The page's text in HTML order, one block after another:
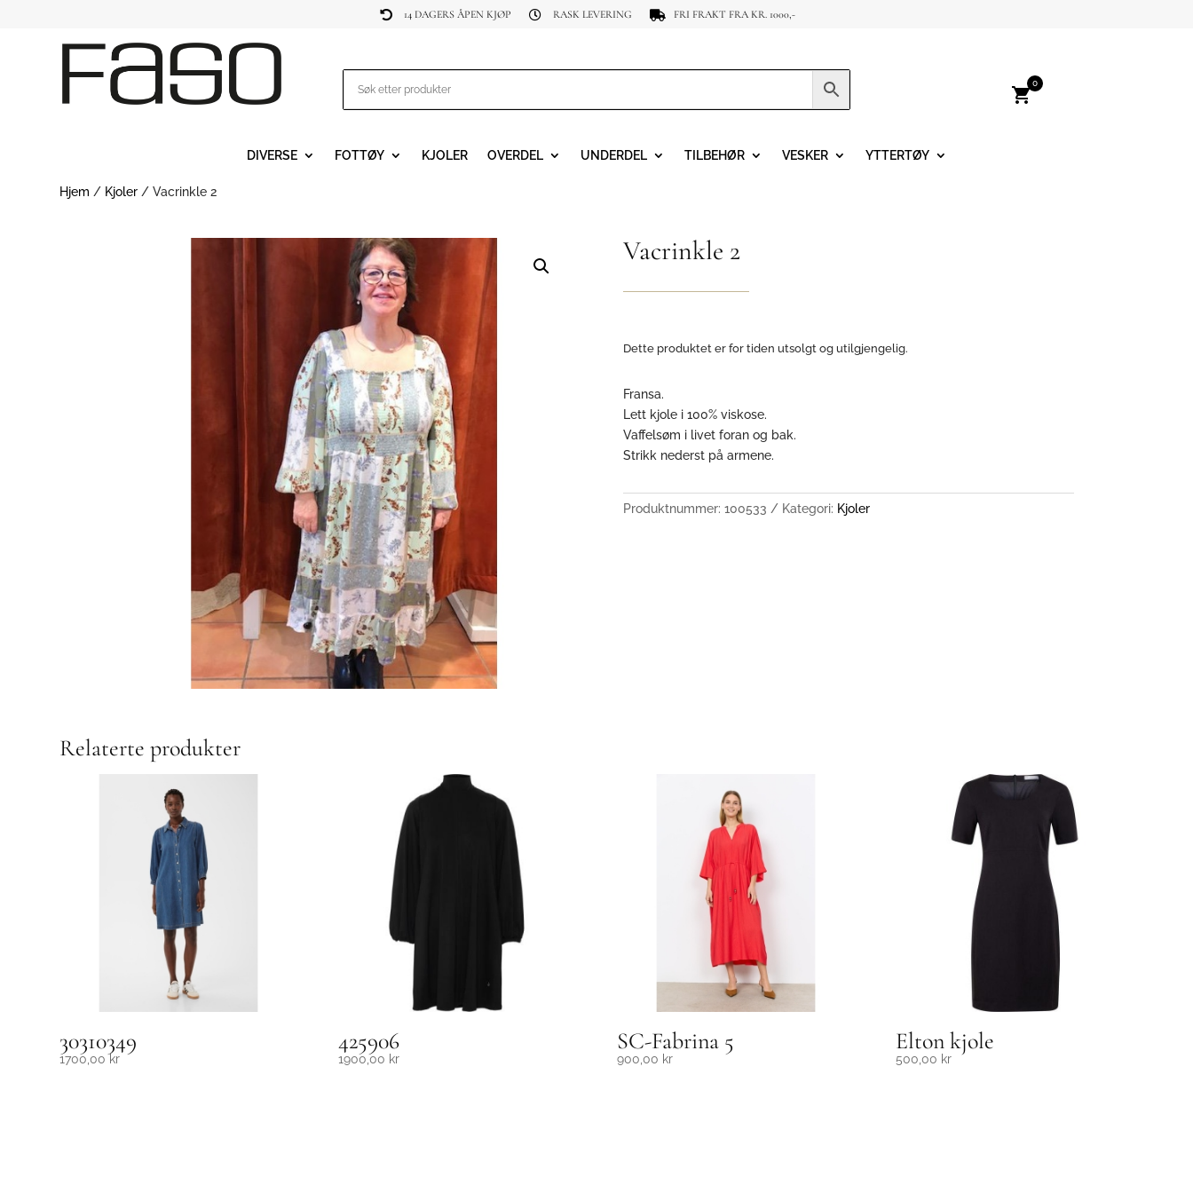
 14 DAGERS ÅPEN KJØP  RASK LEVERING  FRI FRAKT FRA KR. 1000,-
shopping_cart
0
DIVERSE FOTTØY KJOLER OVERDEL UNDERDEL TILBEHØR VESKER YTTERTØY
Hjem / Kjoler / Vacrinkle 2
Vacrinkle 2
Dette produktet er for tiden utsolgt og utilgjengelig.
Fransa.
Lett kjole i 100% viskose.
Vaffelsøm i livet foran og bak.
Strikk nederst på armene.
Produktnummer: 100533 Kategori: Kjoler
Relaterte produkter
30310349
1700,00kr
425906
1900,00 kr
SC-Fabrina 5
900,00 kr
Elton kjole
500,00 kr